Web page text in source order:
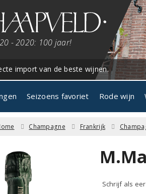
- 2020: 100 jaar!
import van de beste wijnen.
Seizoens favoriet Rode wijn
Champagne Frankrijk
Schrijf als